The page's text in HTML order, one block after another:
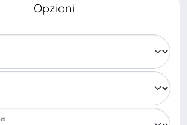
Opzioni